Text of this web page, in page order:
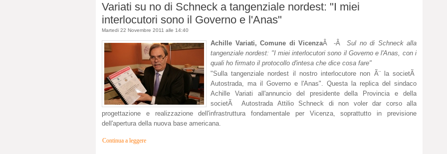
Variati su no di Schneck a tangenziale nordest: "I miei
interlocutori sono il Governo e l'Anas"
Martedi 22 Novembre 2011 alle 14:40
Achille Variati, Comune di VicenzaÂ -Â Sul no di Schneck alla
tangenziale nordest: "I miei interlocutori sono il Governo e l'Anas, con i
quali ho firmato il protocollo d'intesa che dice cosa fare"
"Sulla tangenziale nordest il nostro interlocutore non Ã¨ la societÃ
Autostrada, ma il Governo e l'Anas". Questa la replica del sindaco
Achille Variati all'annuncio del presidente della Provincia e della
societÃ Autostrada Attilio Schneck di non voler dar corso alla
progettazione e realizzazione dell'infrastruttura fondamentale per Vicenza, soprattutto in previsione
dell'apertura della nuova base americana.
Continua a leggere